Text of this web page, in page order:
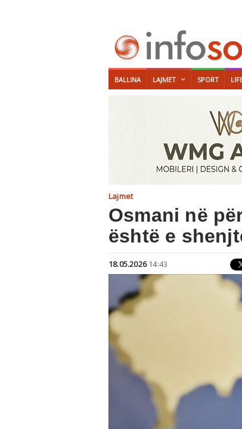
BALLINA LAJMET SPORT
Lajmet
Osmani në
është e
18.05.2026 14:43